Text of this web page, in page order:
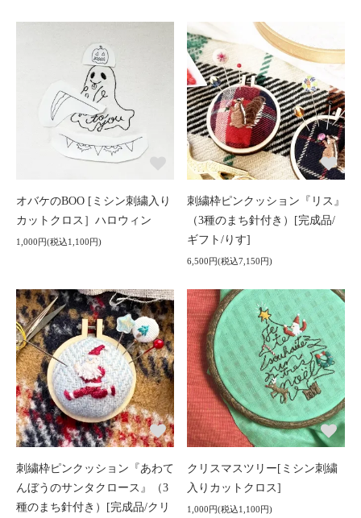
オバケのBOO [ミシン刺繍入り
カットクロス］ハロウィン
1,000円(税込1,100円)
刺繍枠ピンクッション『リス』
（3種のまち針付き）[完成品/
ギフト/りす]
6,500円(税込7,150円)
刺繍枠ピンクッション『あわて
んぼうのサンタクロース』（3
種のまち針付き）[完成品/クリ
クリスマスツリー[ミシン刺繍
入りカットクロス]
1,000円(税込1,100円)